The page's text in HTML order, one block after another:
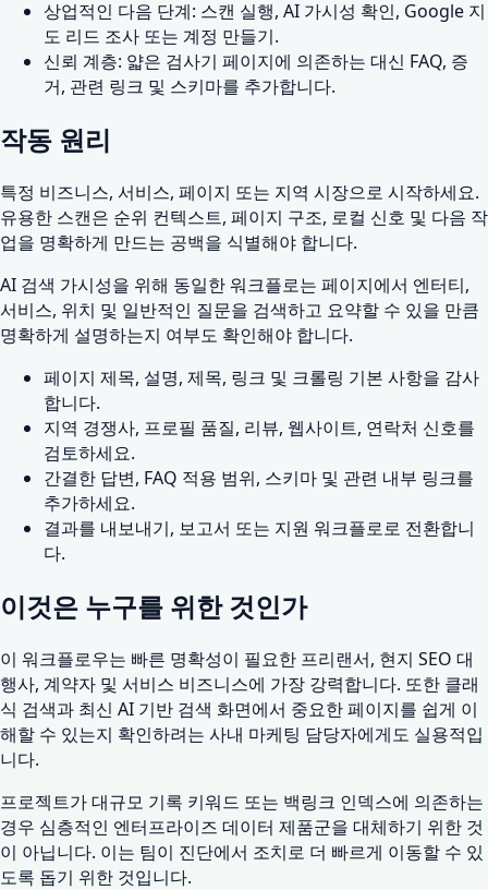
상업적인 다음 단계: 스캔 실행, AI 가시성 확인, Google 지
도 리드 조사 또는 계정 만들기.
신뢰 계층: 얇은 검사기 페이지에 의존하는 대신 FAQ, 증
거, 관련 링크 및 스키마를 추가합니다.
작동 원리
특정 비즈니스, 서비스, 페이지 또는 지역 시장으로 시작하세요.
유용한 스캔은 순위 컨텍스트, 페이지 구조, 로컬 신호 및 다음 작
업을 명확하게 만드는 공백을 식별해야 합니다.
AI 검색 가시성을 위해 동일한 워크플로는 페이지에서 엔터티,
서비스, 위치 및 일반적인 질문을 검색하고 요약할 수 있을 만큼
명확하게 설명하는지 여부도 확인해야 합니다.
페이지 제목, 설명, 제목, 링크 및 크롤링 기본 사항을 감사
합니다.
지역 경쟁사, 프로필 품질, 리뷰, 웹사이트, 연락처 신호를
검토하세요.
간결한 답변, FAQ 적용 범위, 스키마 및 관련 내부 링크를
추가하세요.
결과를 내보내기, 보고서 또는 지원 워크플로로 전환합니
다.
이것은 누구를 위한 것인가
이 워크플로우는 빠른 명확성이 필요한 프리랜서, 현지 SEO 대
행사, 계약자 및 서비스 비즈니스에 가장 강력합니다. 또한 클래
식 검색과 최신 AI 기반 검색 화면에서 중요한 페이지를 쉽게 이
해할 수 있는지 확인하려는 사내 마케팅 담당자에게도 실용적입
니다.
프로젝트가 대규모 기록 키워드 또는 백링크 인덱스에 의존하는
경우 심층적인 엔터프라이즈 데이터 제품군을 대체하기 위한 것
이 아닙니다. 이는 팀이 진단에서 조치로 더 빠르게 이동할 수 있
도록 돕기 위한 것입니다.